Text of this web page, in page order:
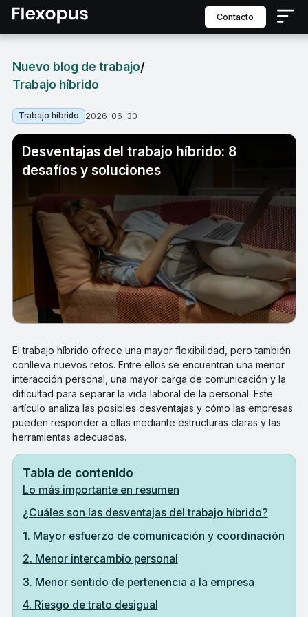
contacto
Nuevo blog de trabajo/
Trabajo híbrido
Trabajo híbrido 2026-06-30
Desventajas del trabajo híbrido: 8
desafíos y soluciones
El trabajo híbrido ofrece una mayor flexibilidad, pero también
conlleva nuevos retos. Entre ellos se encuentran una menor
interacción personal, una mayor carga de comunicación y la
dificultad para separar la vida laboral de la personal. Este
artículo analiza las posibles desventajas y cómo las empresas
pueden responder a ellas mediante estructuras claras y las
herramientas adecuadas.
Tabla de contenido
Lo más importante en resumen
¿Cuáles son las desventajas del trabajo híbrido?
1. Mayor esfuerzo de comunicación y coordinación
2. Menor intercambio personal
3. Menor sentido de pertenencia a la empresa
4. Riesgo de trato desigual